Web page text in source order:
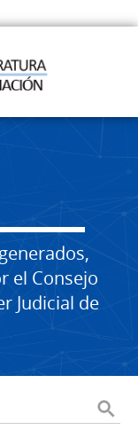
el Consejo
Judicial de